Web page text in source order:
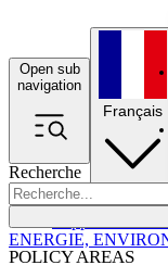
Open sub
navigation
Recherche
POLICY AREAS
Français
ENERGIE,